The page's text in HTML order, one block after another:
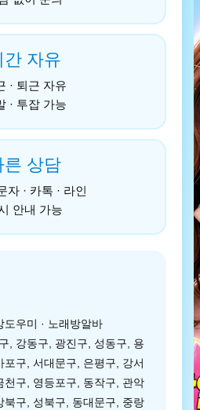
간 자유
· 퇴근 자유
· 투잡 가능
른 상담
자 · 카톡 · 라인
안내 가능
우미 · 노래방알바
, 강동구, 광진구, 성동구, 용
구, 서대문구, 은평구, 강서
천구, 영등포구, 동작구, 관악
북구, 성북구, 동대문구, 중랑